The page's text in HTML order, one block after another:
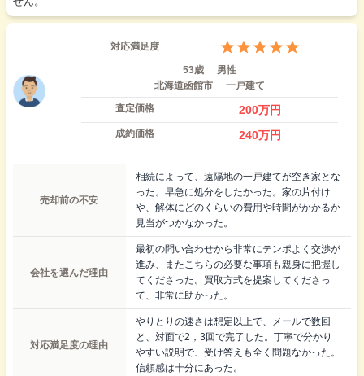
対応満足度
53歳
男性
北海道函館市
一戸建て
査定価格
200万円
成約価格 240万円
売却前の不安
相続によって、遠隔地の一戸建てが空き家とな
った。早急に処分をしたかった。家の片付け
や、解体にどのくらいの費用や時間がかかるか
見当がつかなかった。
会社を選んだ理由
最初の問い合わせから非常にテンポよく交渉が
進み、またこちらの必要な事項も親身に把握し
てくださった。買取方式を提案してくださっ
て、非常に助かった。
対応満足度の理由
やりとりの速さは想定以上で、メールで数回
と、対面で2，3回で完了した。丁寧で分かり
やすい説明で、受け答えも全く問題なかった。
信頼感は十分にあった。